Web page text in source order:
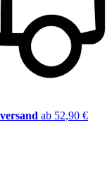
ab 52,90 €